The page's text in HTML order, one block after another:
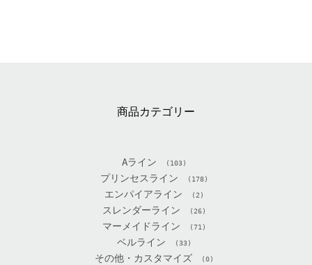
商品カテゴリー
Aライン (103)
プリンセスライン (178)
エンパイアライン (2)
スレンダーライン (26)
マーメイドライン (71)
ベルライン (33)
その他・カスタマイズ (0)